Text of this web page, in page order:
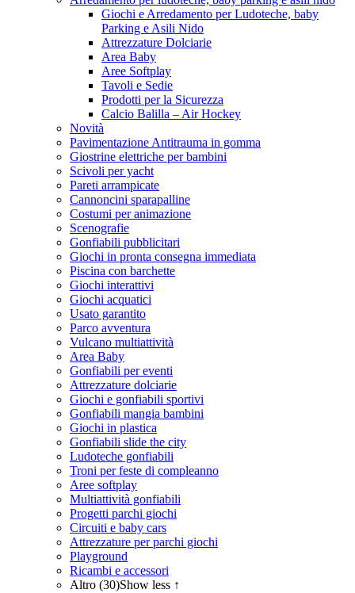
Giochi e Arredamento per Ludoteche, baby
Parking e Asili Nido
Attrezzature Dolciarie
Area Baby
Aree Softplay
Tavoli e Sedie
Prodotti per la Sicurezza
Calcio Balilla – Air Hockey
Novità
Pavimentazione Antitrauma in gomma
Giostrine elettriche per bambini
Scivoli per yacht
Pareti arrampicate
Cannoncini sparapalline
Costumi per animazione
Scenografie
Gonfiabili pubblicitari
Giochi in pronta consegna immediata
Piscina con barchette
Giochi interattivi
Giochi acquatici
Usato garantito
Parco avventura
Vulcano multiattività
Area Baby
Gonfiabili per eventi
Attrezzature dolciarie
Giochi e gonfiabili sportivi
Gonfiabili mangia bambini
Giochi in plastica
Gonfiabili slide the city
Ludoteche gonfiabili
Troni per feste di compleanno
Aree softplay
Multiattività gonfiabili
Progetti parchi giochi
Circuiti e baby cars
Attrezzature per parchi giochi
Playground
Ricambi e accessori
Altro (30)Show less ↑